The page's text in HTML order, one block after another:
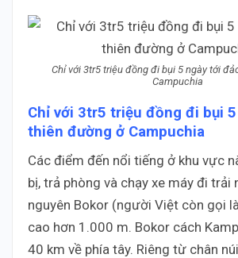
Chỉ với 3tr5 triệu đồng đi bụi 5 ngày tới
Campuchia
Chỉ với 3tr5 triệu đồng đi bụi
thiên đường ở Campuchia
Các điểm đến nổi tiếng ở khu vực
bị, trả phòng và chạy xe máy đi trải
nguyên Bokor (người Việt còn gọi
cao hơn 1.000 m. Bokor cách
40 km về phía tây. Riêng từ chân